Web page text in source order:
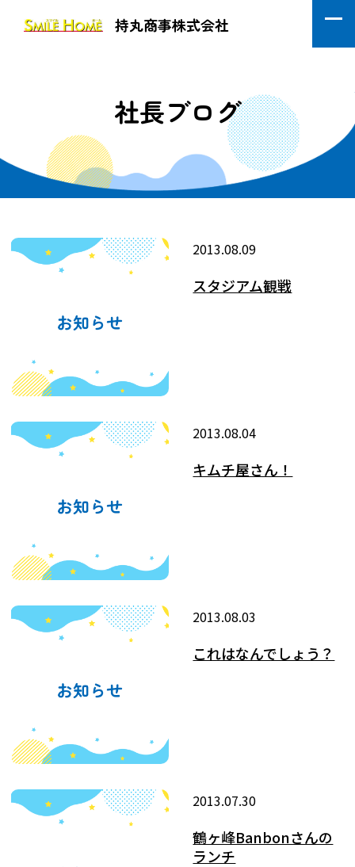
持丸商事株式会社
社長ブログ
2013.08.09
スタジアム観戦
2013.08.04
キムチ屋さん！
2013.08.03
これはなんでしょう？
2013.07.30
鶴ヶ峰Banbonさんの
ランチ